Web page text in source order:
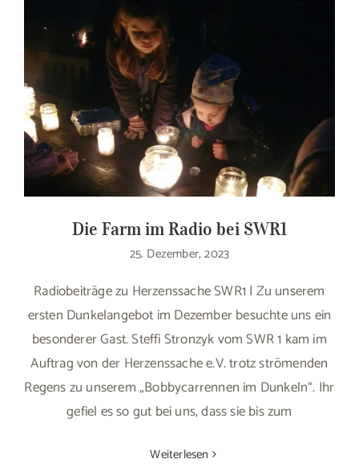
Die Farm im Radio bei SWR1
25. Dezember, 2023
Radiobeiträge zu Herzenssache SWR1 | Zu unserem
ersten Dunkelangebot im Dezember besuchte uns ein
besonderer Gast. Steffi Stronzyk vom SWR 1 kam im
Auftrag von der Herzenssache e.V. trotz strömenden
Regens zu unserem „Bobbycarrennen im Dunkeln“. Ihr
gefiel es so gut bei uns, dass sie bis zum
Weiterlesen